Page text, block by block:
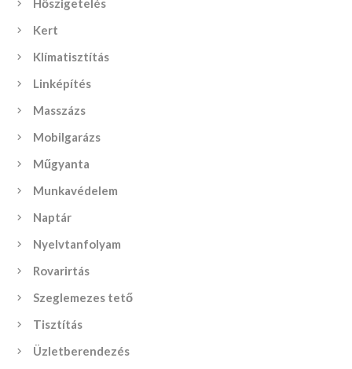
Hőszigetelés
Kert
Klímatisztítás
Linképítés
Masszázs
Mobilgarázs
Műgyanta
Munkavédelem
Naptár
Nyelvtanfolyam
Rovarirtás
Szeglemezes tető
Tisztítás
Üzletberendezés